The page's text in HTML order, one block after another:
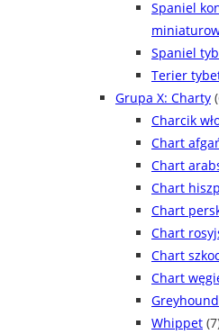
Spaniel
Spaniel
Terier
Grupa X: Charty
Charcik
Chart
Chart
Chart
Chart
Chart
Chart
Chart
Greyhound
Whippet